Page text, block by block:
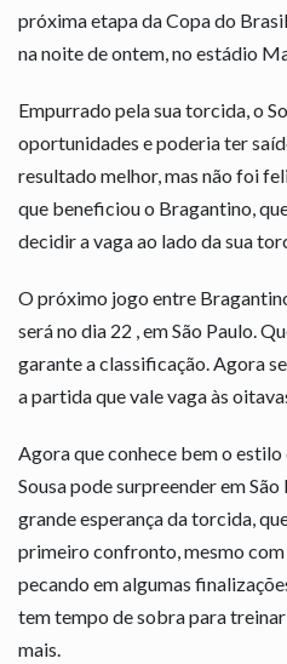
próxima etapa da Copa do
na noite de ontem, no estádio
Empurrado pela sua torcida, o
oportunidades e poderia ter
resultado melhor, mas não foi
que beneficiou o Bragantino,
decidir a vaga ao lado da sua
O próximo jogo entre
será no dia 22 , em São Paulo.
garante a classificação. Agora
a partida que vale vaga às
Agora que conhece bem o
Sousa pode surpreender em São
grande esperança da torcida,
primeiro confronto, mesmo
pecando em algumas
tem tempo de sobra para
mais.